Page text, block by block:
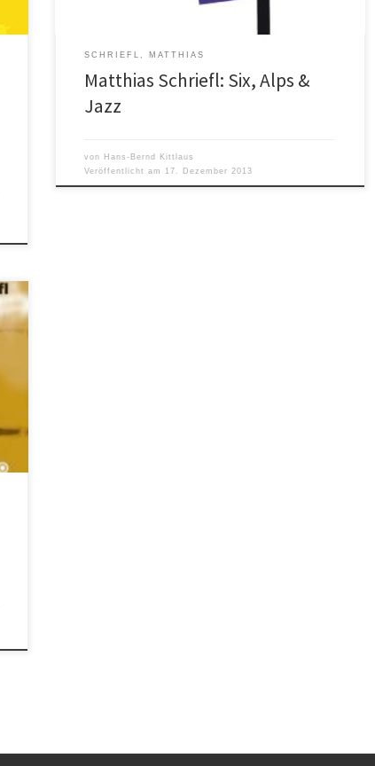
SCHRIEFL, MATTHIAS
Matthias Schriefl: Six, Alps &
Jazz
von Hans-Bernd Kittlaus
Veröffentlicht am 17. Dezember 2013